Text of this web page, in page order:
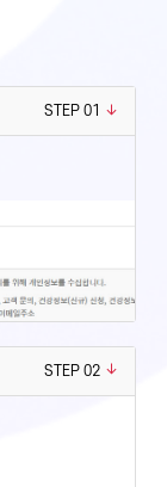
STEP 01
STEP 02